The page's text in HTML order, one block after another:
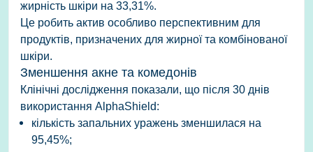
жирність шкіри на 33,31%.
Це робить актив особливо перспективним для
продуктів, призначених для жирної та комбінованої
шкіри.
Зменшення акне та комедонів
Клінічні дослідження показали, що після 30 днів
використання AlphaShield:
кількість запальних уражень зменшилася на
95,45%;